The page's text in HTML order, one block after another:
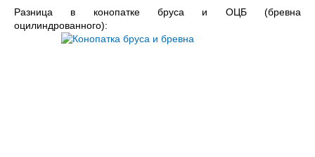
Разница в конопатке бруса и ОЦБ (бревна
оцилиндрованного):